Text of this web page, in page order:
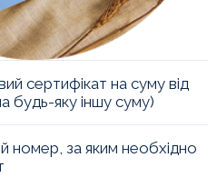
сертифікат на суму від
будь-яку іншу суму)
номер, за яким необхідно